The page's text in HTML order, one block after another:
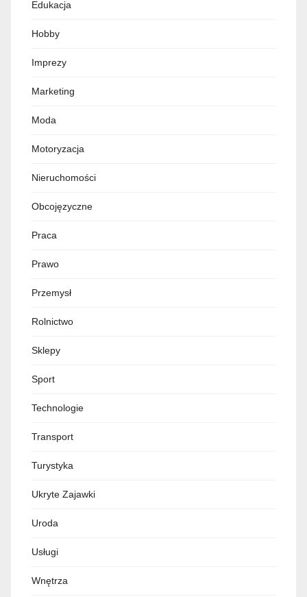
Edukacja
Hobby
Imprezy
Marketing
Moda
Motoryzacja
Nieruchomości
Obcojęzyczne
Praca
Prawo
Przemysł
Rolnictwo
Sklepy
Sport
Technologie
Transport
Turystyka
Ukryte Zajawki
Uroda
Usługi
Wnętrza